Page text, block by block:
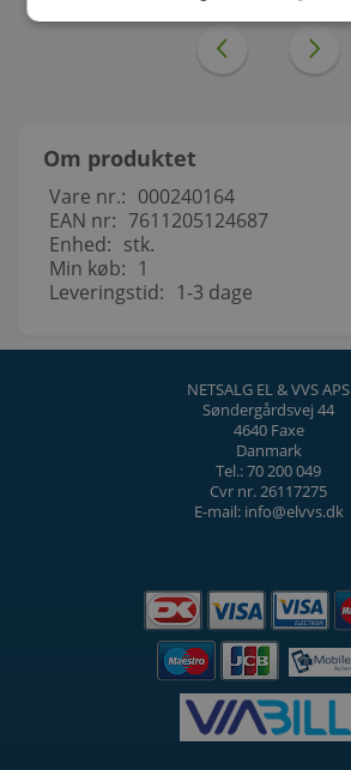
Om produktet
Vare nr.: 000240164
EAN nr: 7611205124687
Enhed: stk.
Min køb: 1
Leveringstid: 1-3 dage
NETSALG EL & VVS APS
Søndergårdsvej 44
4640 Faxe
Danmark
Tel.: 70 200 049
Cvr nr. 26117275
E-mail: info@elvvs.dk